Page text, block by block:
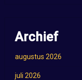
Archief
augustus 2026
juli 2026